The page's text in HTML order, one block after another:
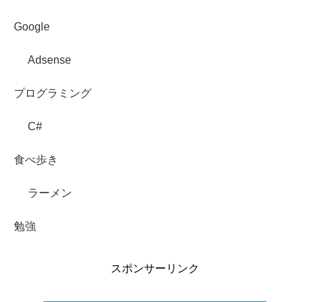
Google
Adsense
プログラミング
C#
食べ歩き
ラーメン
勉強
スポンサーリンク